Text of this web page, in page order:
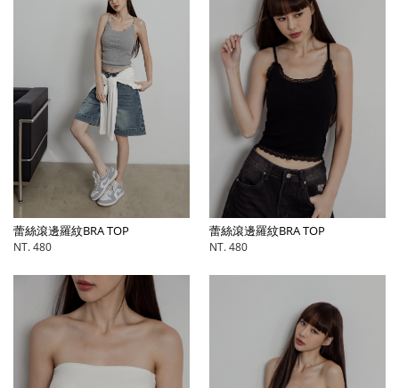
蕾絲滾邊羅紋BRA TOP
NT. 480
蕾絲滾邊羅紋BRA TOP
NT. 480